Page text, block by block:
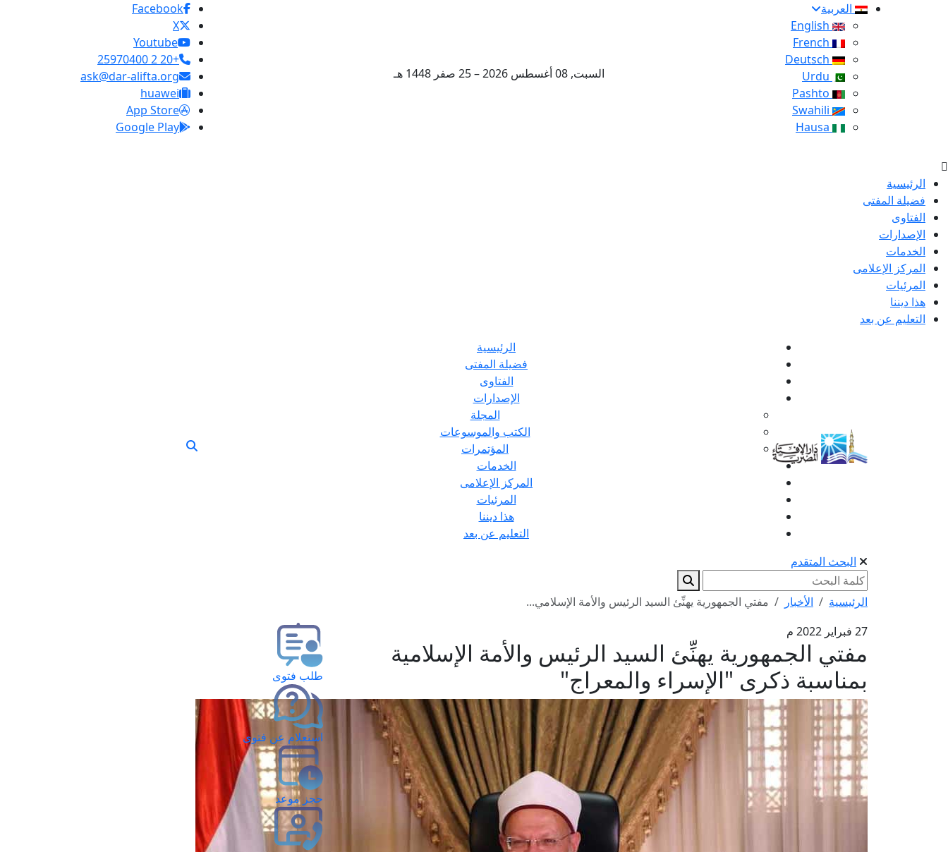
العربية
السبت, 08 أغسطس 2026 – 25 صفر 1448 هـ
Facebook
X
Youtube
+20 2 25970400
ask@dar-alifta.org
huawei
App Store
Google Play
الرئيسية
فضيلة المفتى
الفتاوى
الإصدارات
الخدمات
المركز الإعلامى
المرئيات
هذا ديننا
التعليم عن بعد
الرئيسية
فضيلة المفتى
الفتاوى
الإصدارات
المجلة
الكتب والموسوعات
المؤتمرات
الخدمات
المركز الإعلامى
المرئيات
هذا ديننا
التعليم عن بعد
البحث المتقدم
الرئيسية الأخبار
مفتي الجمهورية يهنِّئ السيد الرئيس والأمة الإسلامي...
27 فبراير 2022 م
مفتي الجمهورية يهنِّئ السيد الرئيس والأمة الإسلامية
بمناسبة ذكرى "الإسراء والمعراج"
طلب فتوى
استعلام عن فتوى
حجز موعد